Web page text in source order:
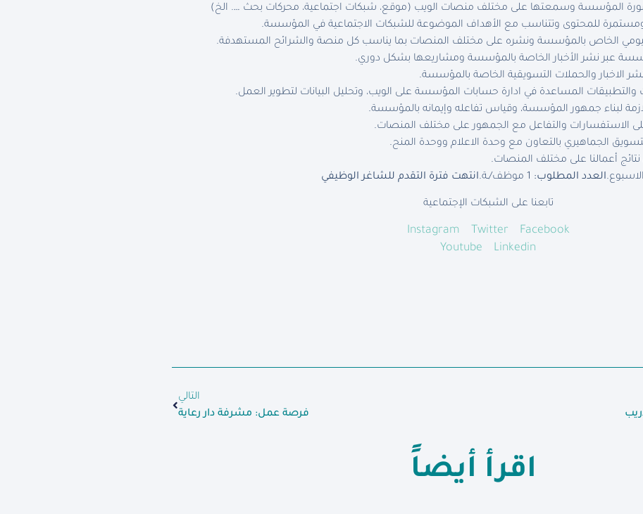
المؤسسة وسمعتها على مختلف منصات الويب (موقع، شبكات اجتماعية، محركات بحث …. الخ)
للمحتوى وتتناسب مع الأهداف الموضوعة للشبكات الاجتماعية في المؤسسة.
اليومي الخاص بالمؤسسة ونشره على مختلف المنصات بما يناسب كل منصة والشرائح المستهدفة.
عبر نشر الأخبار الخاصة بالمؤسسة ومشاريعها بشكل دوري.
الاخبار والحملات التسويقية الخاصة بالمؤسسة.
المساعدة في ادارة حسابات المؤسسة على الويب، وتحليل البيانات لتطوير العمل.
لبناء جمهور المؤسسة، وقياس تفاعله وإيمانه بالمؤسسة.
على الاستفسارات والتفاعل مع الجمهور على مختلف المنصات.
الجماهيري بالتعاون مع وحدة الاعلام ووحدة المنح.
نتائج أعمالنا على مختلف المنصات.
العدد المطلوب: انتهت فترة التقدم للشاغر الوظيفي
تابعنا على الشبكات الإجتماعية
Facebook
Twitter
Instagram
Linkedin
Youtube
التالي
فرصة عمل: مشرفة دار رعاية
اقرأ أيضاً